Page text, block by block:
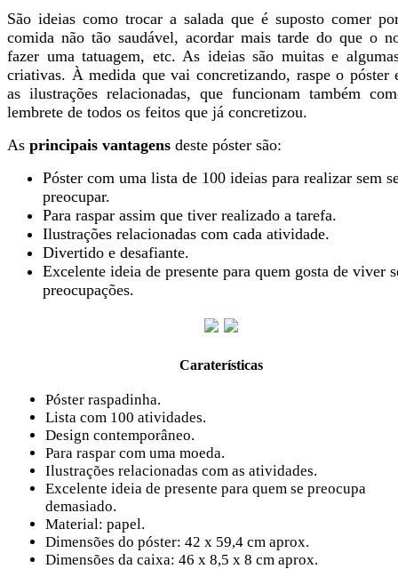
São ideias como trocar a salada que é suposto comer
comida não tão saudável, acordar mais tarde do que o
fazer uma tatuagem, etc. As ideias são muitas e
criativas. À medida que vai concretizando, raspe o póster
as ilustrações relacionadas, que funcionam também
lembrete de todos os feitos que já concretizou.
As principais vantagens deste póster são:
Póster com uma lista de 100 ideias para realizar sem
preocupar.
Para raspar assim que tiver realizado a tarefa.
Ilustrações relacionadas com cada atividade.
Divertido e desafiante.
Excelente ideia de presente para quem gosta de viver
preocupações.
Caraterísticas
Póster raspadinha.
Lista com 100 atividades.
Design contemporâneo.
Para raspar com uma moeda.
Ilustrações relacionadas com as atividades.
Excelente ideia de presente para quem se preocupa
demasiado.
Material: papel.
Dimensões do póster: 42 x 59,4 cm aprox.
Dimensões da caixa: 46 x 8,5 x 8 cm aprox.